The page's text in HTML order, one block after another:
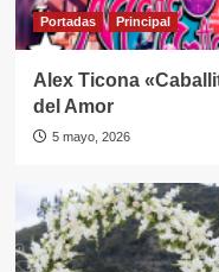
Portadas Principal
Alex Ticona
del Amor
5 mayo, 2026